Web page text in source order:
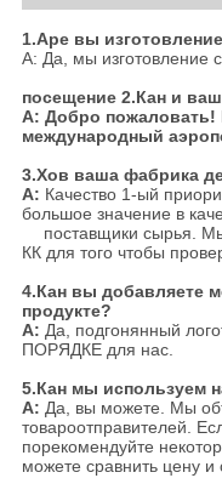
1.Аре вы
А: Да, мы изготовление
посещение 2.Кан и
А: Добро пожаловать!
международный
3.Хов ваша фабрика
А: Качество 1-ый
большое значение в
поставщики сырья.
КК для того чтобы
4.Кан вы добавляете
продукте?
А: Да, подгонянный
ПОРЯДКЕ для нас.
5.Кан мы используем
А: Да, вы можете. Мы
товароотправителей.
порекомендуйте
можете сравнить цену и